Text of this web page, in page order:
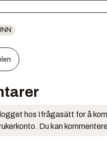
hos Ifrågasätt for å
Du kan